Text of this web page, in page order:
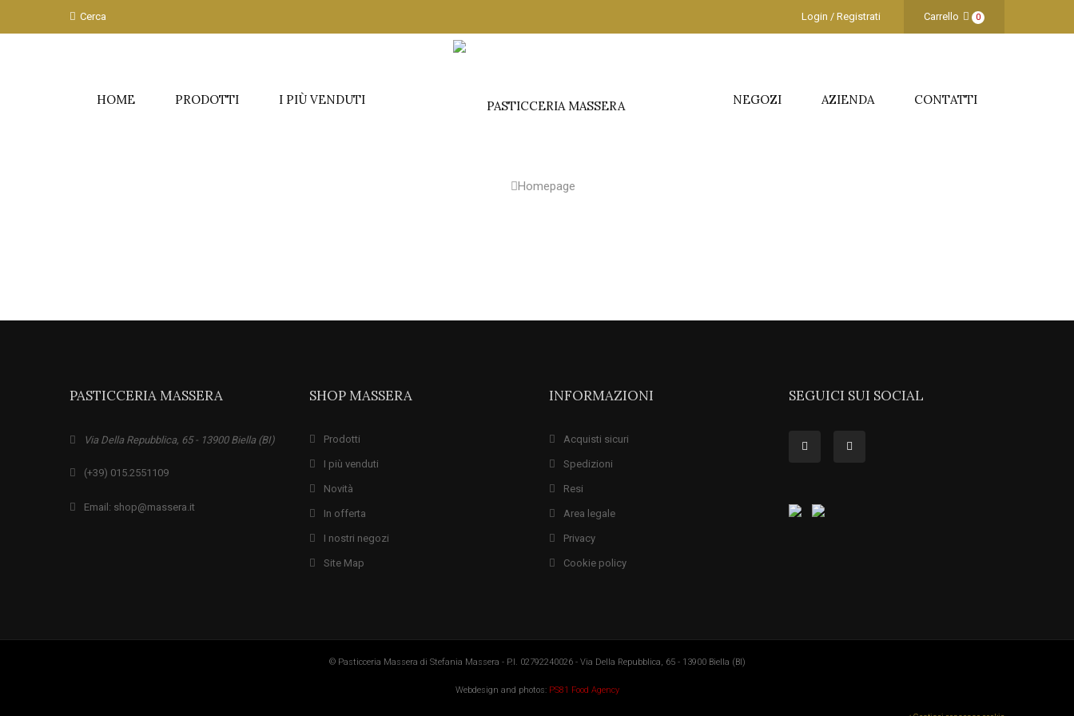
Cerca Login / Registrati Carrello 0
HOME PRODOTTI I PIÙ VENDUTI NEGOZI AZIENDA CONTATTI
Homepage
PASTICCERIA MASSERA
Via Della Repubblica, 65 - 13900 Biella (BI)
(+39) 015.2551109
Email: shop@massera.it
SHOP MASSERA
Prodotti
I più venduti
Novità
In offerta
I nostri negozi
Site Map
INFORMAZIONI
Acquisti sicuri
Spedizioni
Resi
Area legale
Privacy
Cookie policy
SEGUICI SUI SOCIAL
© Pasticceria Massera di Stefania Massera - P.I. 02792240026 - Via Della Repubblica, 65 - 13900 Biella (BI)
Webdesign and photos: PS81 Food Agency